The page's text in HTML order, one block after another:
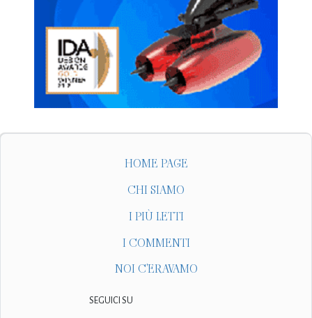
HOME PAGE
CHI SIAMO
I PIÙ LETTI
I COMMENTI
NOI C'ERAVAMO
SEGUICI SU